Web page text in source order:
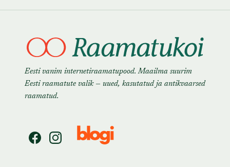
Eesti vanim internetiraamatupood. Maailma suurim
Eesti raamatute valik — uued, kasutatud ja antikvaarsed
raamatud.